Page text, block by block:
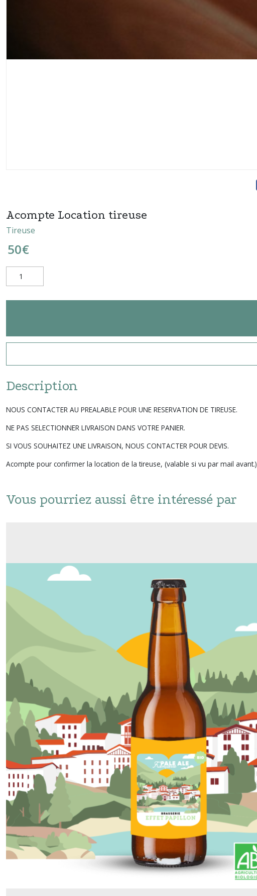
Acompte Location tireuse
Tireuse
50€
Description
NOUS CONTACTER AU PREALABLE POUR UNE RESERVATION DE TIREUSE.
NE PAS SELECTIONNER LIVRAISON DANS VOTRE PANIER.
SI VOUS SOUHAITEZ UNE LIVRAISON, NOUS CONTACTER POUR DEVIS.
Acompte pour confirmer la location de la tireuse, (valable si vu par mail avant.)
Vous pourriez aussi être intéressé par